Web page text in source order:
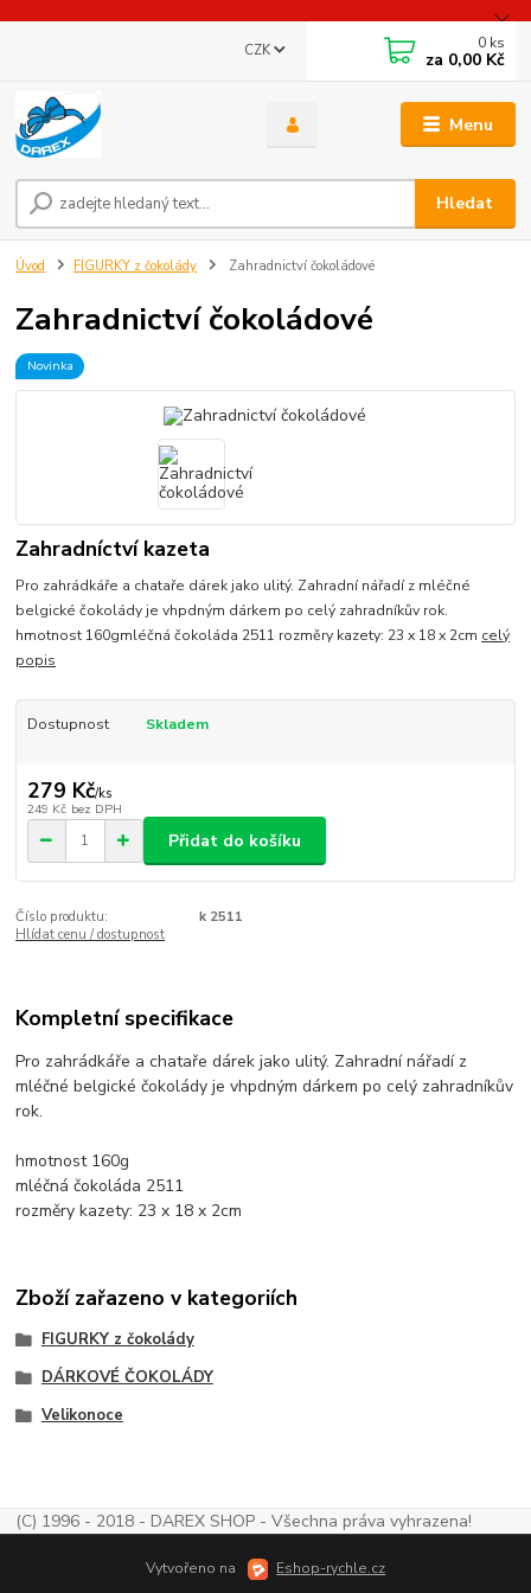
Menu
CZK
Hledat
0 ks
za 0,00 Kč
Úvod FIGURKY z čokolády Zahradnictví čokoládové
Zahradnictví čokoládové
Novinka
Zahradníctví kazeta
Pro zahrádkáře a chataře dárek jako ulitý. Zahradní nářadí z mléčné
belgické čokolády je vhpdným dárkem po celý zahradníkův rok.
hmotnost 160gmléčná čokoláda 2511 rozměry kazety: 23 x 18 x 2cm celý
popis
Dostupnost Skladem
279 Kč/ks
249 Kč bez DPH
Přidat do košíku
Číslo produktu:
k 2511
Hlídat cenu / dostupnost
Kompletní specifikace
Pro zahrádkáře a chataře dárek jako ulitý. Zahradní nářadí z
mléčné belgické čokolády je vhpdným dárkem po celý zahradníkův
rok.
hmotnost 160g
mléčná čokoláda 2511
rozměry kazety: 23 x 18 x 2cm
Zboží zařazeno v kategoriích
FIGURKY z čokolády
DÁRKOVÉ ČOKOLÁDY
Velikonoce
(C) 1996 - 2018 - DAREX SHOP - Všechna práva vyhrazena!
Vytvořeno na Eshop-rychle.cz